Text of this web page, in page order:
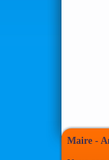
Maire -